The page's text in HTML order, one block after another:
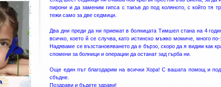
пирони и да заменим гипса с такъв до под коляното, с който тя
тежи само за две седмици.
Два дни преди да ни приемат в болницата Тимшел стана на 4
всичко, което й се случва, като истинско мъжко момиче, много по-
Надяваме се възстановяването да е бързо, скоро да я видим как
спомени за болници и операции да останат зад гърба ни.
Още един път благодарим на всички Хора! С вашата помощ и
сбъдне.
Поздрави и бъдете здрави!